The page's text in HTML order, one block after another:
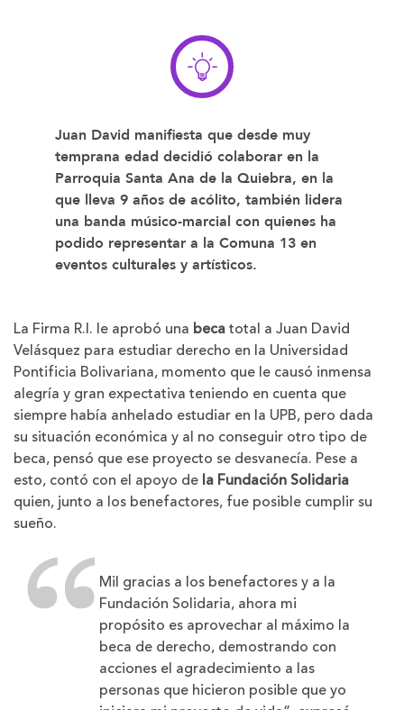
Juan David manifiesta que desde muy
temprana edad decidió colaborar en la
Parroquia Santa Ana de la Quiebra, en la
que lleva 9 años de acólito, también lidera
una banda músico-marcial con quienes ha
podido representar a la Comuna 13 en
eventos culturales y artísticos.
La Firma R.I. le aprobó una becatotal a Juan David
Velásquez para estudiar derecho en la Universidad
Pontificia Bolivariana, momento que le causó inmensa
alegría y gran expectativa teniendo en cuenta que
siempre había anhelado estudiar en la UPB, pero dada
su situación económica y al no conseguir otro tipo de
beca, pensó que ese proyecto se desvanecía. Pese a
esto, contó con el apoyo de la Fundación Solidaria
quien, junto a los benefactores, fue posible cumplir su
sueño.
Mil gracias a los benefactores y a la
Fundación Solidaria, ahora mi
propósito es aprovechar al máximo la
beca de derecho, demostrando con
acciones el agradecimiento a las
personas que hicieron posible que yo